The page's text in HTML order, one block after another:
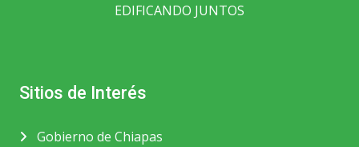
EDIFICANDO JUNTOS
Sitios de Interés
Gobierno de Chiapas